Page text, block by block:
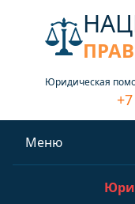
Юридическая
Меню